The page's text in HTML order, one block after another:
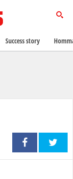
Success story